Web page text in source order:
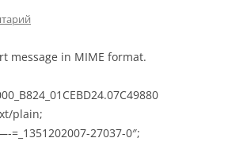
message in MIME format.
plain;
27037-0″;